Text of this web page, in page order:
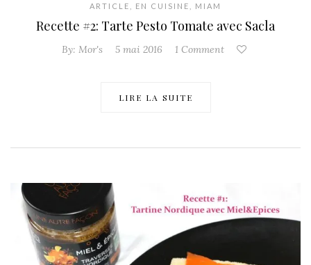
ARTICLE EN CUISINE MIAM
Recette #2: Tarte Pesto Tomate avec Sacla
By: Mor's 5 mai 2016 1 Comment
LIRE LA SUITE